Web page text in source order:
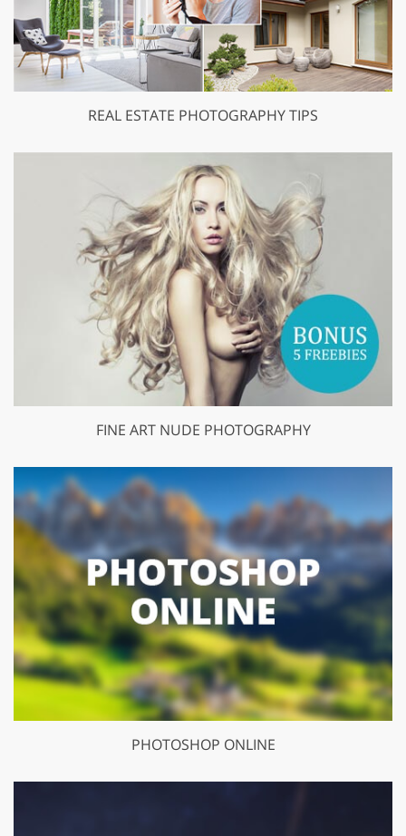
REAL ESTATE PHOTOGRAPHY TIPS
FINE ART NUDE PHOTOGRAPHY
PHOTOSHOP ONLINE